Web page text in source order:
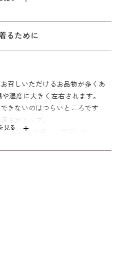
、バスト：86～94cm）
です。
るために
見る
召しいただけるお品物が多くあ
湿度に大きく左右されます。
きないのはつらいところです
さがアップ。
切な1着を長くご愛用したいとい